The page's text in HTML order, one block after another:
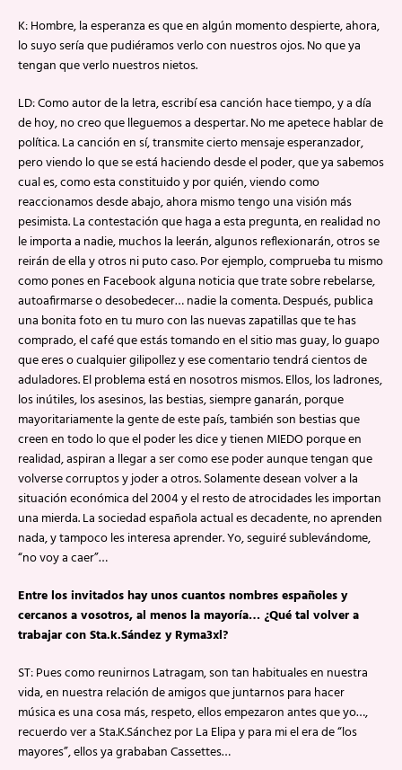
K: Hombre, la esperanza es que en algún momento despierte, ahora,
lo suyo sería que pudiéramos verlo con nuestros ojos. No que ya
tengan que verlo nuestros nietos.
LD: Como autor de la letra, escribí esa canción hace tiempo, y a día
de hoy, no creo que lleguemos a despertar. No me apetece hablar de
política. La canción en sí, transmite cierto mensaje esperanzador,
pero viendo lo que se está haciendo desde el poder, que ya sabemos
cual es, como esta constituido y por quién, viendo como
reaccionamos desde abajo, ahora mismo tengo una visión más
pesimista. La contestación que haga a esta pregunta, en realidad no
le importa a nadie, muchos la leerán, algunos reflexionarán, otros se
reirán de ella y otros ni puto caso. Por ejemplo, comprueba tu mismo
como pones en Facebook alguna noticia que trate sobre rebelarse,
autoafirmarse o desobedecer… nadie la comenta. Después, publica
una bonita foto en tu muro con las nuevas zapatillas que te has
comprado, el café que estás tomando en el sitio mas guay, lo guapo
que eres o cualquier gilipollez y ese comentario tendrá cientos de
aduladores. El problema está en nosotros mismos. Ellos, los ladrones,
los inútiles, los asesinos, las bestias, siempre ganarán, porque
mayoritariamente la gente de este país, también son bestias que
creen en todo lo que el poder les dice y tienen MIEDO porque en
realidad, aspiran a llegar a ser como ese poder aunque tengan que
volverse corruptos y joder a otros. Solamente desean volver a la
situación económica del 2004 y el resto de atrocidades les importan
una mierda. La sociedad española actual es decadente, no aprenden
nada, y tampoco les interesa aprender. Yo, seguiré sublevándome,
“no voy a caer”…
Entre los invitados hay unos cuantos nombres españoles y
cercanos a vosotros, al menos la mayoría… ¿Qué tal volver a
trabajar con Sta.k.Sández y Ryma3xl?
ST: Pues como reunirnos Latragam, son tan habituales en nuestra
vida, en nuestra relación de amigos que juntarnos para hacer
música es una cosa más, respeto, ellos empezaron antes que yo…,
recuerdo ver a Sta.K.Sánchez por La Elipa y para mi el era de “los
mayores”, ellos ya grababan Cassettes…